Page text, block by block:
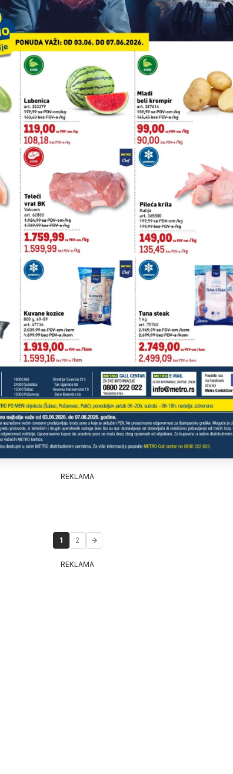
REKLAMA
1 2
REKLAMA